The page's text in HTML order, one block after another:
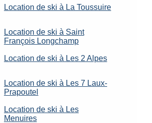
Location de ski à La Toussuire
Location de ski à Saint
François Longchamp
Location de ski à Les 2 Alpes
Location de ski à Les 7 Laux-
Prapoutel
Location de ski à Les
Menuires